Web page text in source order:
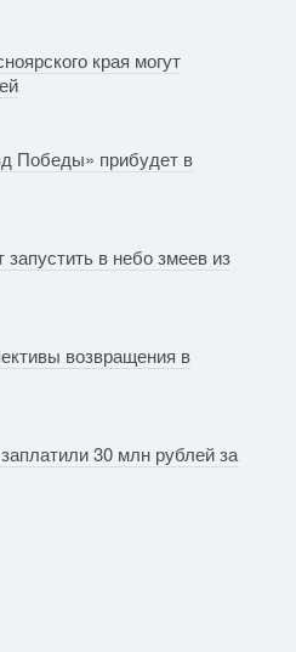
края могут
Победы» прибудет в
в небо змеев из
возвращения в
30 млн рублей за